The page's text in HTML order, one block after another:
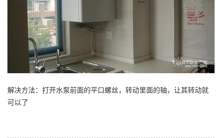
解决方法：打开水泵前面的平口螺丝，转动里面的轴，让其转动就
可以了